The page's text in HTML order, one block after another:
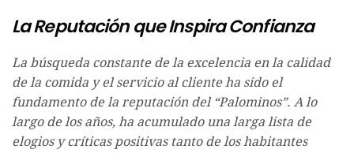
La Reputación que Inspira Confianza
La búsqueda constante de la excelencia en la calidad
de la comida y el servicio al cliente ha sido el
fundamento de la reputación del “Palominos”. A lo
largo de los años, ha acumulado una larga lista de
elogios y críticas positivas tanto de los habitantes